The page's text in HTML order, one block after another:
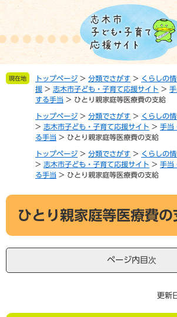
の
で
ー
ば 現在地 トップページ > 分類でさがす > くらしの
援 > 志木市子ども・子育て応援サイト >
する手当 > ひとり親家庭等医療費の支給
トップページ > 分類でさがす > くらしの
> 志木市子ども・子育て応援サイト > 手当
る手当 > ひとり親家庭等医療費の支給
トップページ > 分類でさがす > くらしの
> 志木市子ども・子育て応援サイト > 手当
る手当 > ひとり親家庭等医療費の支給
本
ひとり親家庭等医療費の
ページ内目次
更新